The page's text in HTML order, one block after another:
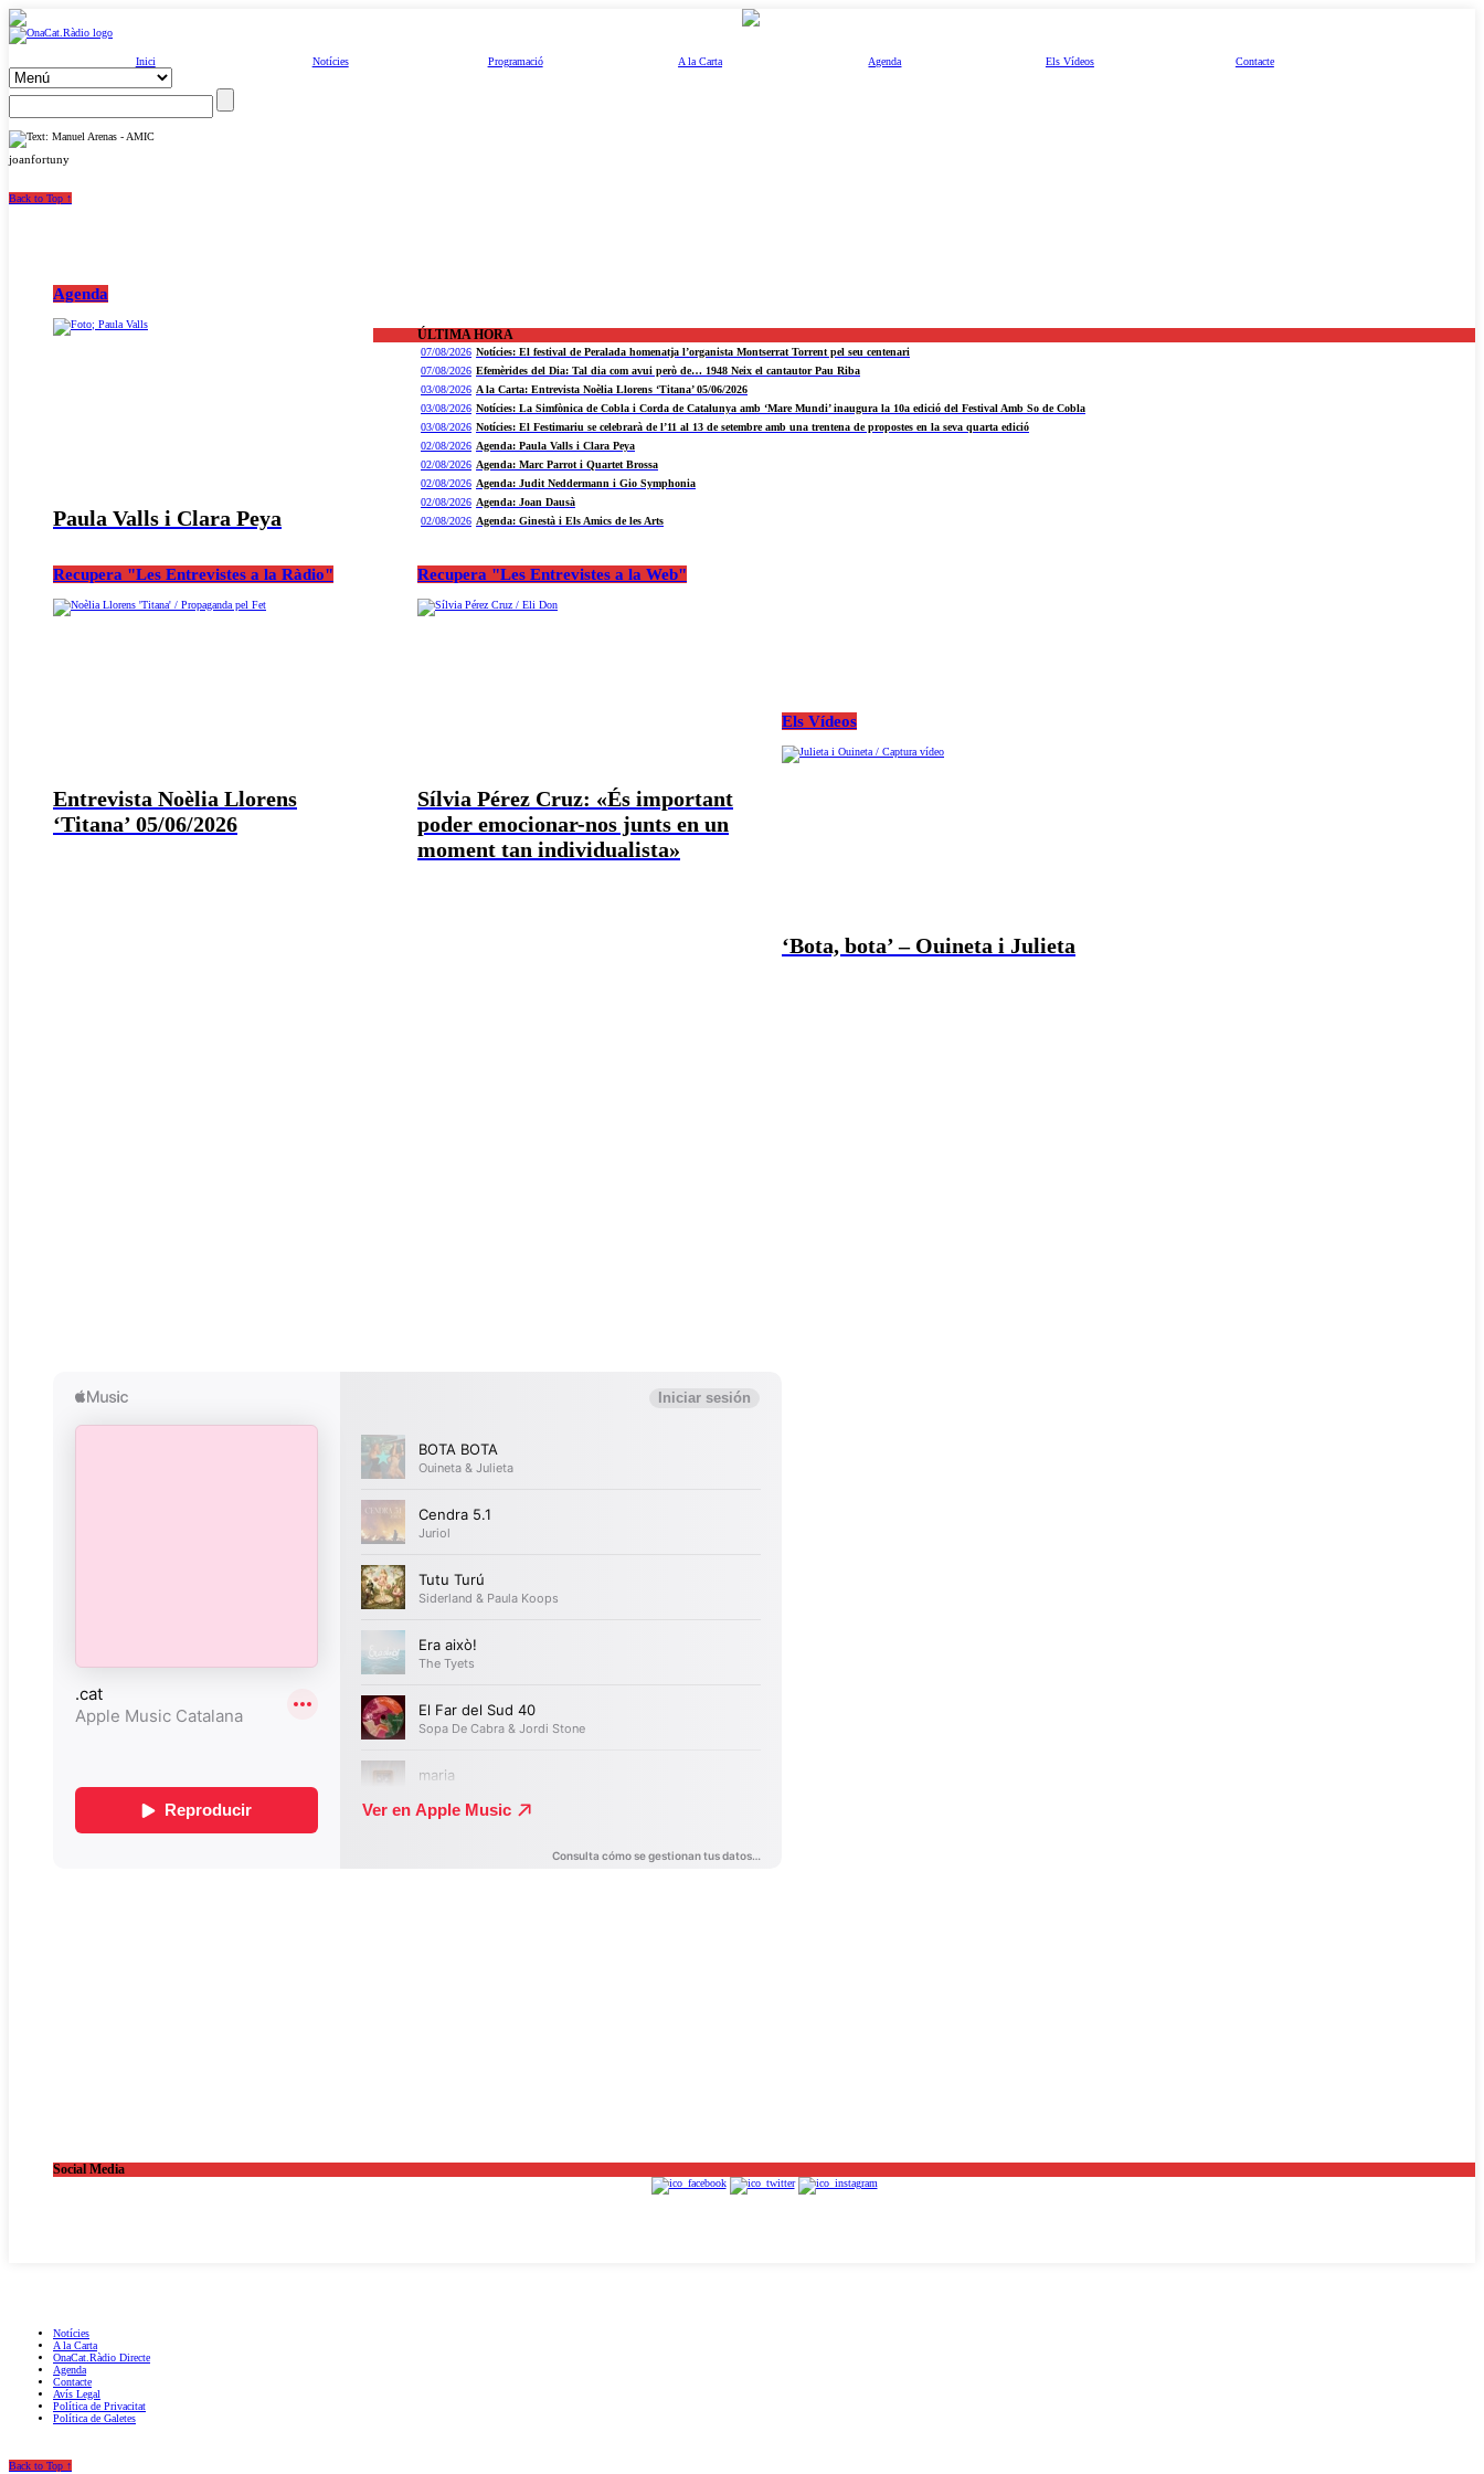
Inici Notícies Programació A la Carta Agenda Els Vídeos Contacte
joanfortuny
Back to Top ↑
Agenda
Paula Valls i Clara Peya
ÚLTIMA HORA
07/08/2026 Notícies: El festival de Peralada homenatja l’organista Montserrat Torrent pel seu centenari
07/08/2026 Efemèrides del Dia: Tal dia com avui però de… 1948 Neix el cantautor Pau Riba
03/08/2026 A la Carta: Entrevista Noèlia Llorens ‘Titana’ 05/06/2026
03/08/2026 Notícies: La Simfònica de Cobla i Corda de Catalunya amb ‘Mare Mundi’ inaugura la 10a edició del Festival Amb So de Cobla
03/08/2026 Notícies: El Festimariu se celebrarà de l’11 al 13 de setembre amb una trentena de propostes en la seva quarta edició
02/08/2026 Agenda: Paula Valls i Clara Peya
02/08/2026 Agenda: Marc Parrot i Quartet Brossa
02/08/2026 Agenda: Judit Neddermann i Gio Symphonia
02/08/2026 Agenda: Joan Dausà
02/08/2026 Agenda: Ginestà i Els Amics de les Arts
Recupera "Les Entrevistes a la Ràdio"
Entrevista Noèlia Llorens
‘Titana’ 05/06/2026
Recupera "Les Entrevistes a la Web"
Sílvia Pérez Cruz: «És important
poder emocionar-nos junts en un
moment tan individualista»
Els Vídeos
‘Bota, bota’ – Ouineta i Julieta
Social Media
Notícies
A la Carta
OnaCat.Ràdio Directe
Agenda
Contacte
Avís Legal
Política de Privacitat
Política de Galetes
Back to Top ↑